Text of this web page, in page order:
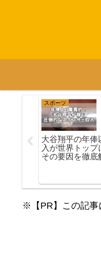
てる旦
スポーツ
大谷翔平の年俸
入が世界トップ
その要因を徹底
※【PR】この記事